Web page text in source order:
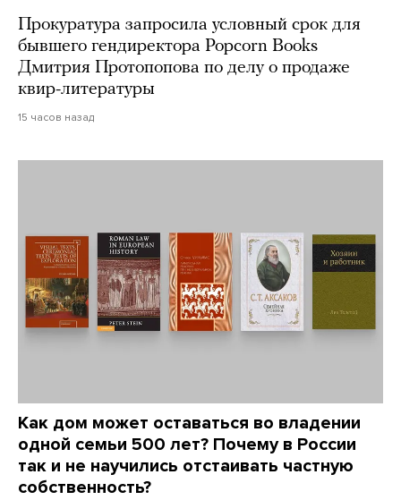
Прокуратура запросила условный срок для
бывшего гендиректора Popcorn Books
Дмитрия Протопопова по делу о продаже
квир-литературы
15 часов назад
Как дом может оставаться во владении
одной семьи 500 лет? Почему в России
так и не научились отстаивать частную
собственность?